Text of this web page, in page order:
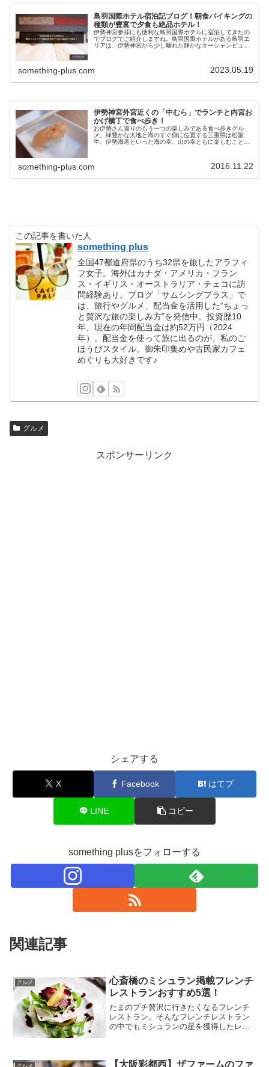
鳥羽国際ホテル宿泊記ブログ！朝食バイキングの
種類が豊富で夕食も絶品ホテル！
伊勢神宮参拝にも便利な鳥羽国際ホテルに宿泊してきたの
でブログでご紹介しますね。鳥羽国際ホテルがある鳥羽エ
リアは、伊勢神宮から少し離れた静かなオーシャンビュー
something-plus.com 2023.05.19
伊勢神宮外宮近くの「中むら」でランチと内宮お
かげ横丁で食べ歩き！
お伊勢さん巡りのもう一つの楽しみである食べ歩きグル
メ。緑豊かな大地と海のすぐ側に位置する三重県は松阪
牛、伊勢海老といった海の幸、山の幸ともに楽しむことが
something-plus.com 2016.11.22
この記事を書いた人
something plus
全国47都道府県のうち32県を旅したアラフィ
フ女子。海外はカナダ・アメリカ・フラン
ス・イギリス・オーストラリア・チェコに訪
問経験あり。ブログ「サムシングプラス」で
は、旅行やグルメ、配当金を活用した“ちょっ
と贅沢な旅の楽しみ方”を発信中。投資歴10
年、現在の年間配当金は約52万円（2024
年）。配当金を使って旅に出るのが、私のご
ほうびスタイル。御朱印集めや古民家カフェ
めぐりも大好きです♪
グルメ
スポンサーリンク
シェアする
X Facebook はてブ
LINE コピー
something plusをフォローする
関連記事
グルメ
心斎橋のミシュラン掲載フレンチ
レストランおすすめ5選！
たまのプチ贅沢に行きたくなるフレンチ
レストラン。そんなフレンチレストラン
の中でもミシュランの星を獲得したレス
ストランが3店舗ありま...
【大阪彩都西】ザファームのファ